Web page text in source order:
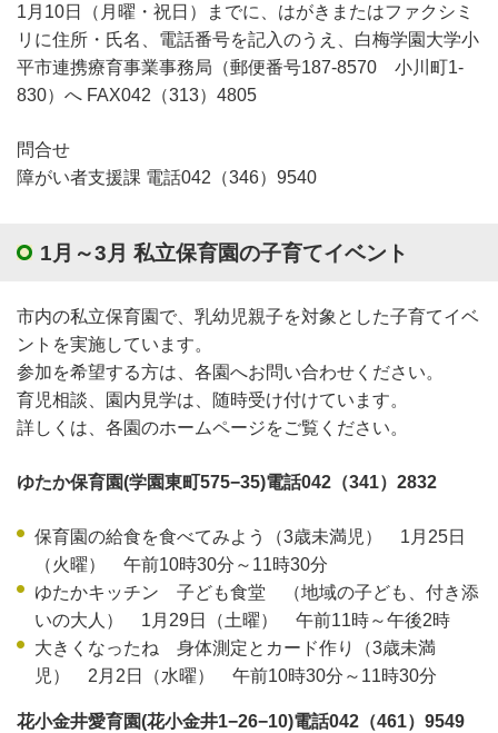
1月10日（月曜・祝日）までに、はがきまたはファクシミ
リに住所・氏名、電話番号を記入のうえ、白梅学園大学小
平市連携療育事業事務局（郵便番号187-8570 小川町1-
830）へ FAX042（313）4805
問合せ
障がい者支援課 電話042（346）9540
1月～3月 私立保育園の子育てイベント
市内の私立保育園で、乳幼児親子を対象とした子育てイベ
ントを実施しています。
参加を希望する方は、各園へお問い合わせください。
育児相談、園内見学は、随時受け付けています。
詳しくは、各園のホームページをご覧ください。
ゆたか保育園(学園東町575−35)電話042（341）2832
保育園の給食を食べてみよう（3歳未満児） 1月25日
（火曜） 午前10時30分～11時30分
ゆたかキッチン 子ども食堂 （地域の子ども、付き添
いの大人） 1月29日（土曜） 午前11時～午後2時
大きくなったね 身体測定とカード作り（3歳未満
児） 2月2日（水曜） 午前10時30分～11時30分
花小金井愛育園(花小金井1−26−10)電話042（461）9549